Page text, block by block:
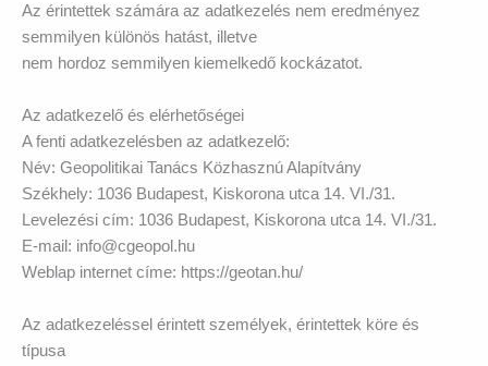
Az érintettek számára az adatkezelés nem eredményez
semmilyen különös hatást, illetve
nem hordoz semmilyen kiemelkedő kockázatot.
Az adatkezelő és elérhetőségei
A fenti adatkezelésben az adatkezelő:
Név: Geopolitikai Tanács Közhasznú Alapítvány
Székhely: 1036 Budapest, Kiskorona utca 14. VI./31.
Levelezési cím: 1036 Budapest, Kiskorona utca 14. VI./31.
E-mail: info@cgeopol.hu
Weblap internet címe: https://geotan.hu/
Az adatkezeléssel érintett személyek, érintettek köre és
típusa